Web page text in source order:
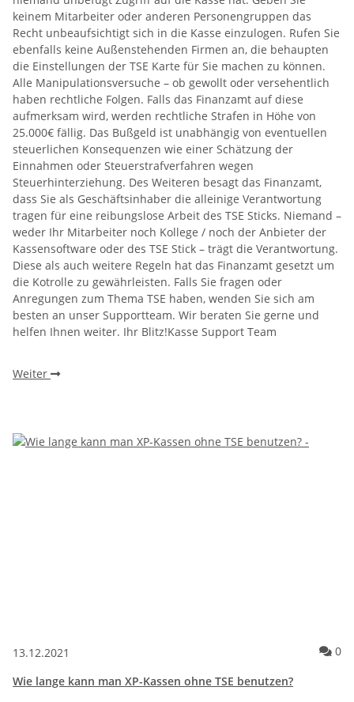
keinem Mitarbeiter oder anderen Personengruppen das
Recht unbeaufsichtigt sich in die Kasse einzulogen. Rufen Sie
ebenfalls keine Außenstehenden Firmen an, die behaupten
die Einstellungen der TSE Karte für Sie machen zu können.
Alle Manipulationsversuche – ob gewollt oder versehentlich
haben rechtliche Folgen. Falls das Finanzamt auf diese
aufmerksam wird, werden rechtliche Strafen in Höhe von
25.000€ fällig. Das Bußgeld ist unabhängig von eventuellen
steuerlichen Konsequenzen wie einer Schätzung der
Einnahmen oder Steuerstrafverfahren wegen
Steuerhinterziehung. Des Weiteren besagt das Finanzamt,
dass Sie als Geschäftsinhaber die alleinige Verantwortung
tragen für eine reibungslose Arbeit des TSE Sticks. Niemand –
weder Ihr Mitarbeiter noch Kollege / noch der Anbieter der
Kassensoftware oder des TSE Stick – trägt die Verantwortung.
Diese als auch weitere Regeln hat das Finanzamt gesetzt um
die Kotrolle zu gewährleisten. Falls Sie fragen oder
Anregungen zum Thema TSE haben, wenden Sie sich am
besten an unser Supportteam. Wir beraten Sie gerne und
helfen Ihnen weiter. Ihr Blitz!Kasse Support Team
Weiter
13.12.2021 0
Wie lange kann man XP-Kassen ohne TSE benutzen?